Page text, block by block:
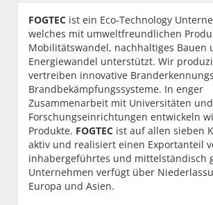
FOGTEC ist ein Eco-Technology
welches mit umweltfreundlichen
Mobilitätswandel, nachhaltiges Bauen
Energiewandel unterstützt. Wir
vertreiben innovative
Brandbekämpfungssysteme. In enger
Zusammenarbeit mit Universitäten und
Forschungseinrichtungen entwickeln
Produkte. FOGTEC ist auf allen sieben
aktiv und realisiert einen Exportanteil
inhabergeführtes und mittelständisch
Unternehmen verfügt über
Europa und Asien.